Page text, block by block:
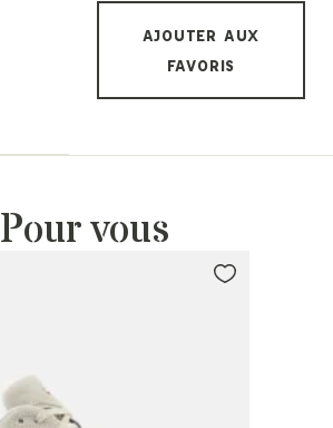
AJOUTER AUX
FAVORIS
Pour vous